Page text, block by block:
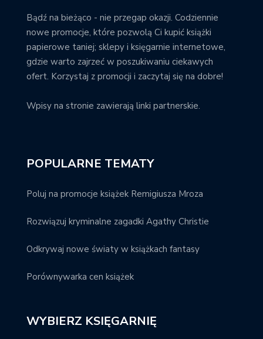
Bądź na bieżąco - nie przegap okazji. Codziennie
nowe promocje, które pozwolą Ci kupić książki
papierowe taniej; sklepy i księgarnie internetowe,
gdzie warto zajrzeć w poszukiwaniu ciekawych
ofert. Korzystaj z promocji i zaczytaj się na dobre!
Wpisy na stronie zawierają linki partnerskie.
POPULARNE TEMATY
Poluj na promocje książek Remigiusza Mroza
Rozwiązuj kryminalne zagadki Agathy Christie
Odkrywaj nowe światy w książkach fantasy
Porównywarka cen książek
WYBIERZ KSIĘGARNIĘ